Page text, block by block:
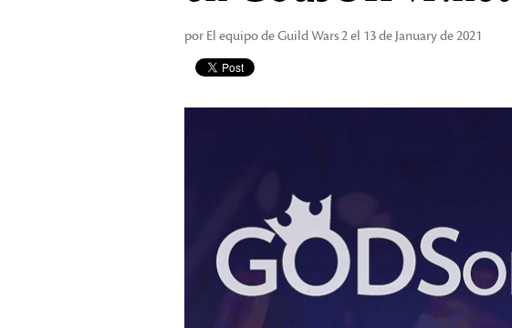
por El equipo de Guild Wars 2 el 13 de January de 2021